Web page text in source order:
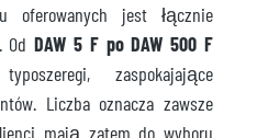
oferowanych jest łącznie
OdDAW 5 F po DAW 500 F
zaspokajające
Liczba oznacza zawsze
mają zatem do wyboru